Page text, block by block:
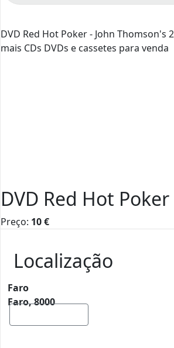
DVD Red Hot Poker - John
mais CDs DVDs e cassetes para venda
DVD Red Hot
Preço: 10€
Localização
Faro
Faro, 8000